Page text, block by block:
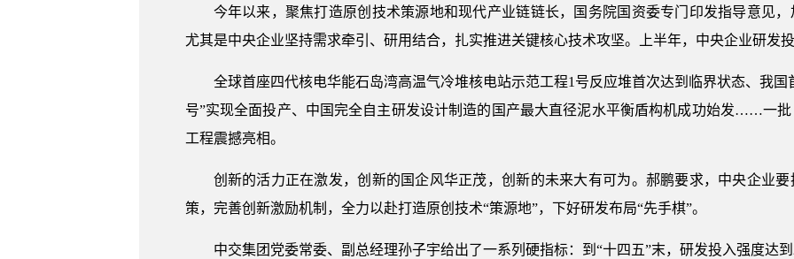
今年以来，聚焦打造原创技术策源地和现代产业链链长，国务院国资委专门印发指导意见
尤其是中央企业坚持需求牵引、研用结合，扎实推进关键核心技术攻坚。上半年，中央企业研发
全球首座四代核电华能石岛湾高温气冷堆核电站示范工程1号反应堆首次达到临界状态、我国
号”实现全面投产、中国完全自主研发设计制造的国产最大直径泥水平衡盾构机成功始发……一
工程震撼亮相。
创新的活力正在激发，创新的国企风华正茂，创新的未来大有可为。郝鹏要求，中央企业
策，完善创新激励机制，全力以赴打造原创技术“策源地”，下好研发布局“先手棋”。
中交集团党委常委、副总经理孙子宇给出了一系列硬指标：到“十四五”末，研发投入强度达